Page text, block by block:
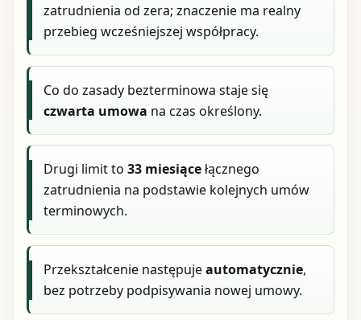
zatrudnienia od zera; znaczenie ma realny
przebieg wcześniejszej współpracy.
Co do zasady bezterminowa staje się
czwarta umowa na czas określony.
Drugi limit to33 miesiącełącznego
zatrudnienia na podstawie kolejnych umów
terminowych.
Przekształcenie następujeautomatycznie,
bez potrzeby podpisywania nowej umowy.